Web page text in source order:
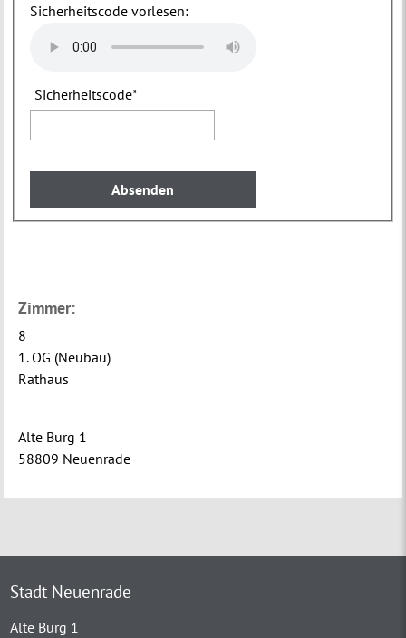
Sicherheitscode vorlesen:
Sicherheitscode*
Zimmer:
8
1. OG (Neubau)
Rathaus
Alte Burg 1
58809 Neuenrade
Stadt Neuenrade
Alte Burg 1